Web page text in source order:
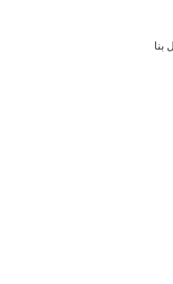
بنا
وإنتاجها بشكل
والبناء.